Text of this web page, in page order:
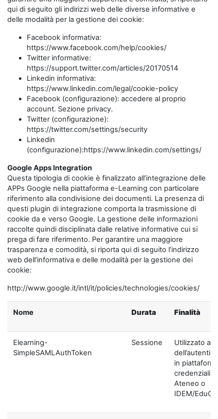
qui di seguito gli indirizzi web delle diverse informative e
delle modalità per la gestione dei cookie:
Facebook informativa:
https://www.facebook.com/help/cookies/
Twitter informative:
https://support.twitter.com/articles/20170514
Linkedin informativa:
https://www.linkedin.com/legal/cookie-policy
Facebook (configurazione): accedere al proprio
account. Sezione privacy.
Twitter (configurazione):
https://twitter.com/settings/security
Linkedin
(configurazione):https://www.linkedin.com/settings/
Google Apps Integration
Questa tipologia di cookie è finalizzato all’integrazione delle
APPs Google nella piattaforma e-Learning con particolare
riferimento alla condivisione dei documenti. La presenza di
questi plugin di integrazione comporta la trasmissione di
cookie da e verso Google. La gestione delle informazioni
raccolte quindi disciplinata dalle relative informative cui si
prega di fare riferimento. Per garantire una maggiore
trasparenza e comodità, si riporta qui di seguito l’indirizzo
web dell’informativa e delle modalità per la gestione dei
cookie:
http://www.google.it/intl/it/policies/technologies/cookies/
Nome Durata Finalità
Elearning-
SimpleSAMLAuthToken
Sessione
Utilizzato ai
in
credenziali di
Ateneo o
IDEM/